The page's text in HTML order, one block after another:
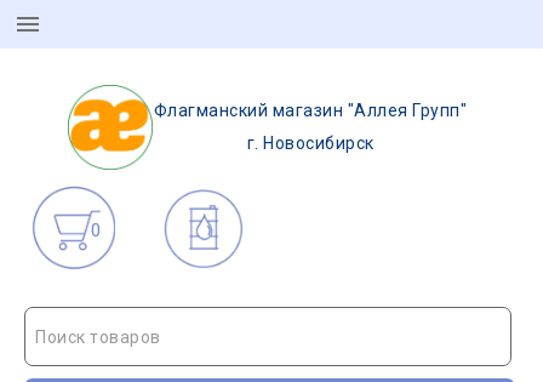
Флагманский магазин "Аллея Групп"
г. Новосибирск
0
Поиск товаров